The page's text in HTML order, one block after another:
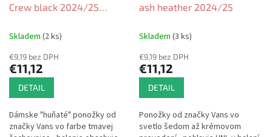
Crew black 2024/25
Skladem (2 ks)
€9,19 bez DPH
€11,12
DETAIL
Dámske "huňaté" ponožky od
značky Vans vo farbe tmavej
ash heather 2024/25
Skladem (3 ks)
€9,19 bez DPH
€11,12
DETAIL
Ponožky od značky Vans vo
svetlo šedom až krémovom